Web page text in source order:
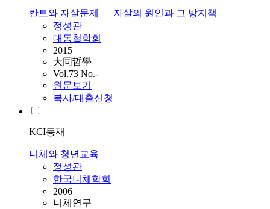
칸트와 자살문제 ― 자살의 원인과 그 방지책
정성관
대동철학회
2015
大同哲學
Vol.73 No.-
원문보기
복사/대출신청
KCI등재
니체와 청년교육
정성관
한국니체학회
2006
니체연구